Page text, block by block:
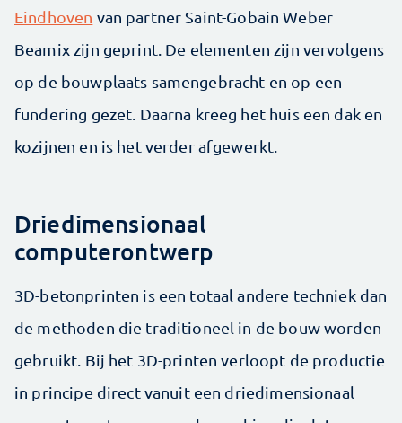
Eindhoven van partner Saint-Gobain Weber
Beamix zijn geprint. De elementen zijn vervolgens
op de bouwplaats samengebracht en op een
fundering gezet. Daarna kreeg het huis een dak en
kozijnen en is het verder afgewerkt.
Driedimensionaal
computerontwerp
3D-betonprinten is een totaal andere techniek dan
de methoden die traditioneel in de bouw worden
gebruikt. Bij het 3D-printen verloopt de productie
in principe direct vanuit een driedimensionaal